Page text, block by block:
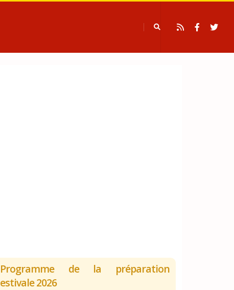
Programme de la préparation
estivale 2026